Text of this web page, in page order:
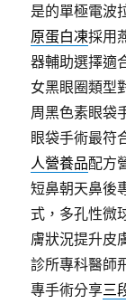
是的單極電波
原蛋白凍採用
器輔助選擇適
女黑眼圈類型
周黑色素眼袋
眼袋手術最符
人營養品配方
短鼻朝天鼻後
式，多孔性微
膚狀況提升皮
診所專科醫師
專手術分享三